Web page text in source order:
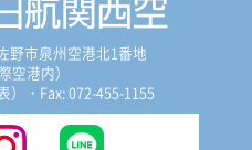
野市泉州空港北1番地
空港内）
・Fax: 072-455-1155